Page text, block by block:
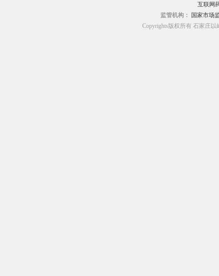
互联网
监管机构：
国家市场
Copyrights版权所有 石家庄